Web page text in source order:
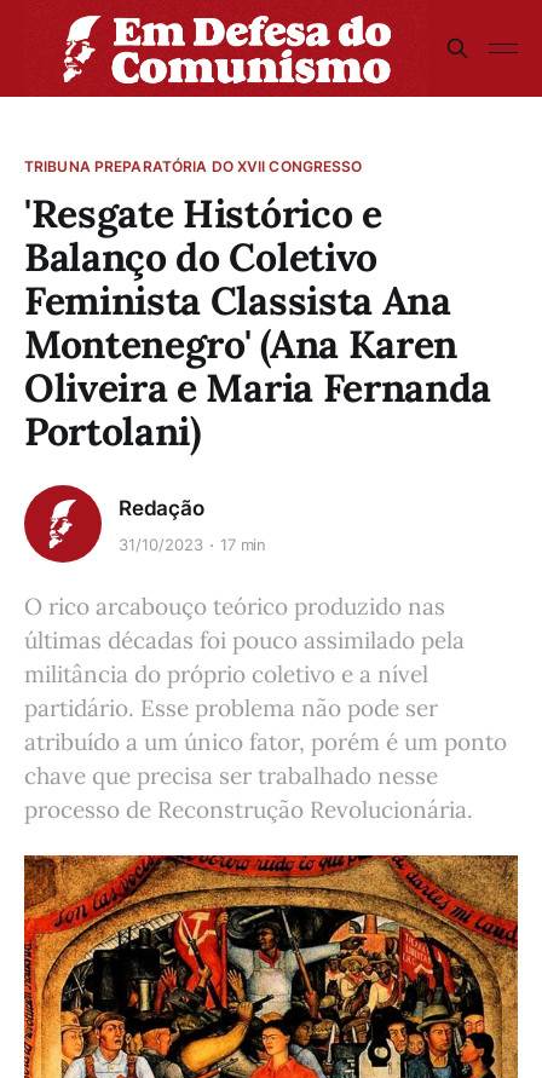
TRIBUNA PREPARATÓRIA DO XVII CONGRESSO
'Resgate Histórico e
Balanço do Coletivo
Feminista Classista Ana
Montenegro' (Ana Karen
Oliveira e Maria Fernanda
Portolani)
Redação
31/10/2023 17 min
O rico arcabouço teórico produzido nas
últimas décadas foi pouco assimilado pela
militância do próprio coletivo e a nível
partidário. Esse problema não pode ser
atribuído a um único fator, porém é um ponto
chave que precisa ser trabalhado nesse
processo de Reconstrução Revolucionária.